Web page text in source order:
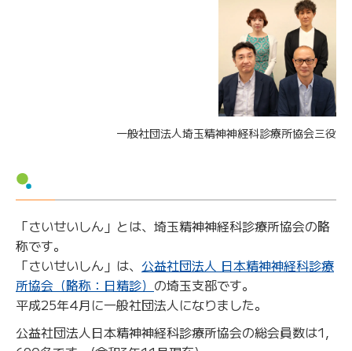
一般社団法人埼玉精神神経科診療所協会三役
「さいせいしん」とは、埼玉精神神経科診療所協会の略
称です。
「さいせいしん」は、 公益社団法人 日本精神神経科診療
所協会（略称：日精診） の埼玉支部です。
平成25年4月に一般社団法人になりました。
公益社団法人日本精神神経科診療所協会の総会員数は1,